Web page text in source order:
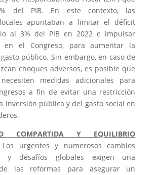
del PIB. En este contexto, las
apuntaban a limitar el déficit
al 3% del PIB en 2022 e impulsar
en el Congreso, para aumentar la
público. Sin embargo, en caso de
choques adversos, es posible que
medidas adicionales para
a fin de evitar una restricción
inversión pública y del gasto social en
COMPARTIDA Y EQUILIBRIO
urgentes y numerosos cambios
y desafíos globales exigen una
las reformas para asegurar un